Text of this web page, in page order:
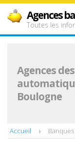
Agences
Toutes les
Agences
Boulogne
Accueil